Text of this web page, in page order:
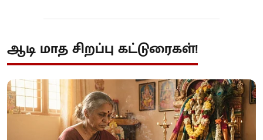
ஆடி மாத சிறப்பு கட்டுரைகள்!